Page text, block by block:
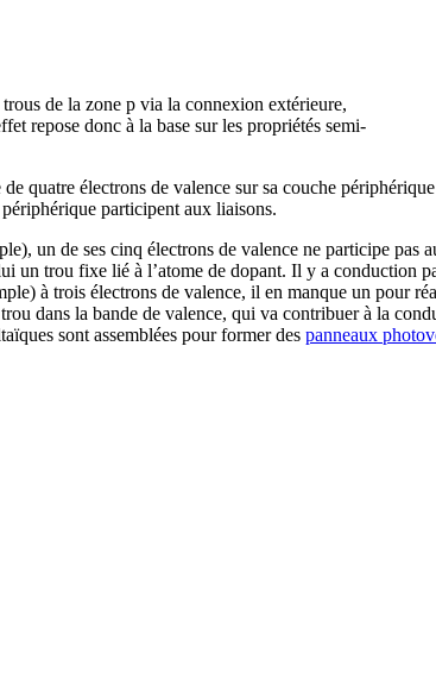
de la zone p via la connexion extérieure,
repose donc à la base sur les propriétés semi-
quatre électrons de valence sur sa couche
participent aux liaisons.
un de ses cinq électrons de valence ne participe pas
un trou fixe lié à l’atome de dopant. Il y a conduction
à trois électrons de valence, il en manque un pour
dans la bande de valence, qui va contribuer à la
sont assemblées pour former des panneaux